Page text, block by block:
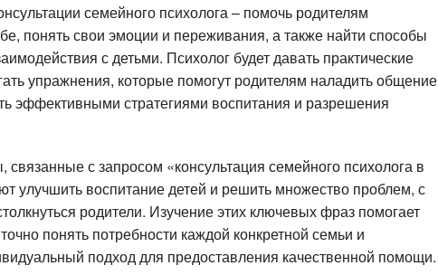
семейного психолога – помочь родителям
понять свои эмоции и переживания, а также найти способы
с детьми. Психолог будет давать практические
упражнения, которые помогут родителям наладить общение
эффективными стратегиями воспитания и разрешения
с запросом «консультация семейного психолога в
улучшить воспитание детей и решить множество проблем, с
родители. Изучение этих ключевых фраз помогает
понять потребности каждой конкретной семьи и
подход для предоставления качественной помощи.